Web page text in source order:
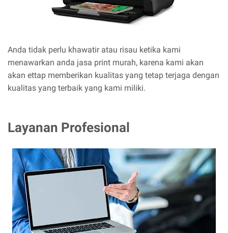
Anda tidak perlu khawatir atau risau ketika kami
menawarkan anda jasa print murah, karena kami akan
akan ettap memberikan kualitas yang tetap terjaga dengan
kualitas yang terbaik yang kami miliki.
Layanan Profesional